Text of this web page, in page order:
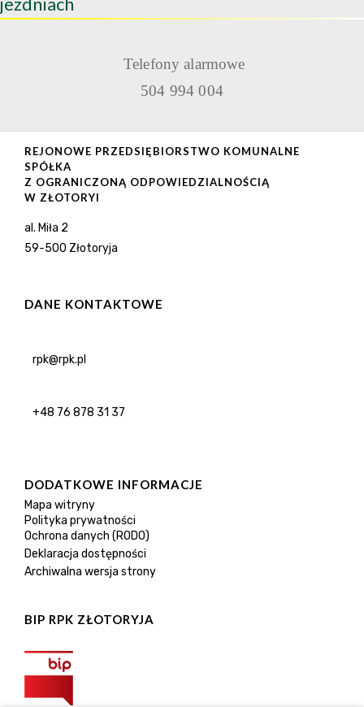
Telefony alarmowe
504 994 004
REJONOWE PRZEDSIĘBIORSTWO KOMUNALNE
SPÓŁKA
Z OGRANICZONĄ ODPOWIEDZIALNOŚCIĄ
W ZŁOTORYI
al. Miła 2
59-500 Złotoryja
DANE KONTAKTOWE
rpk@rpk.pl
+48 76 878 31 37
DODATKOWE INFORMACJE
Mapa witryny
Polityka prywatności
Ochrona danych (RODO)
Deklaracja dostępności
Archiwalna wersja strony
BIP RPK ZŁOTORYJA